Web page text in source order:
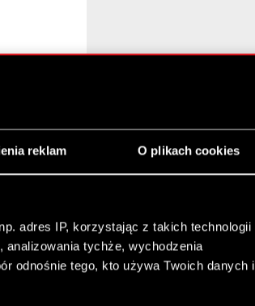
reklam O plikach cookies
adres IP, korzystając z takich technologii
tychże, wychodzenia
odnośnie tego, kto używa Twoich danych i